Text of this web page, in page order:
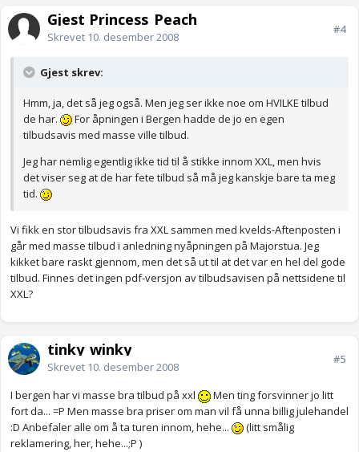
Gjest Princess_Peach
Skrevet 10. desember 2008
#4
Gjest skrev:
Hmm, ja, det så jeg også. Men jeg ser ikke noe om HVILKE tilbud
de har.
For åpningen i Bergen hadde de jo en egen
tilbudsavis med masse ville tilbud.
Jeg har nemlig egentlig ikke tid til å stikke innom XXL, men hvis
det viser seg at de har fete tilbud så må jeg kanskje bare ta meg
tid.
Vi fikk en stor tilbudsavis fra XXL sammen med kvelds-Aftenposten i
går med masse tilbud i anledning nyåpningen på Majorstua. Jeg
kikket bare raskt gjennom, men det så ut til at det var en hel del gode
tilbud. Finnes det ingen pdf-versjon av tilbudsavisen på nettsidene til
XXL?
tinky_winky
Skrevet 10. desember 2008
#5
I bergen har vi masse bra tilbud på xxl
Men ting forsvinner jo litt
fort da... =P Men masse bra priser om man vil få unna billig julehandel
:D Anbefaler alle om å ta turen innom, hehe...
(litt smålig
reklamering, her, hehe...;P )